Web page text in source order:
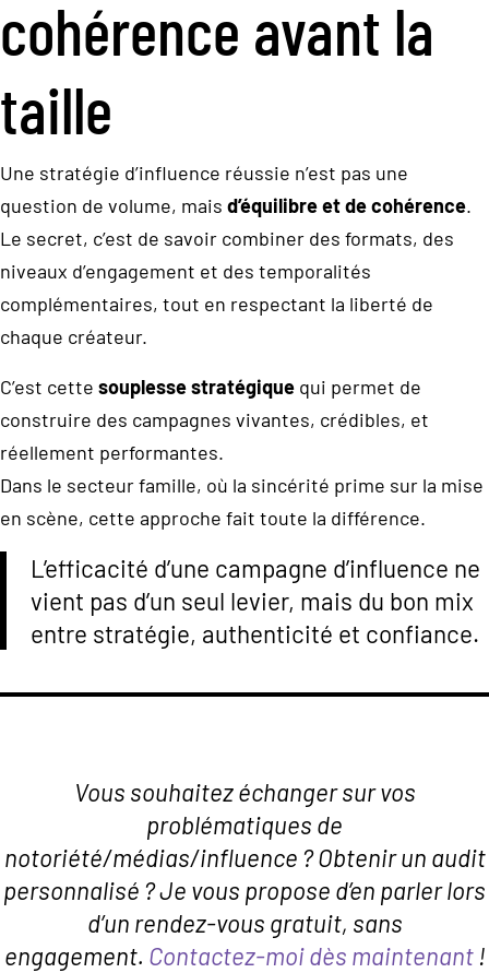
cohérence avant la
taille
Une stratégie d’influence réussie n’est pas une
question de volume, mais d’équilibre et de cohérence.
Le secret, c’est de savoir combiner des formats, des
niveaux d’engagement et des temporalités
complémentaires, tout en respectant la liberté de
chaque créateur.
C’est cette souplesse stratégique qui permet de
construire des campagnes vivantes, crédibles, et
réellement performantes.
Dans le secteur famille, où la sincérité prime sur la mise
en scène, cette approche fait toute la différence.
L’efficacité d’une campagne d’influence ne
vient pas d’un seul levier, mais du bon mix
entre stratégie, authenticité et confiance.
Vous souhaitez échanger sur vos
problématiques de
notoriété/médias/influence ? Obtenir un audit
personnalisé ? Je vous propose d’en parler lors
d’un rendez-vous gratuit, sans
engagement. Contactez-moi dès maintenant!